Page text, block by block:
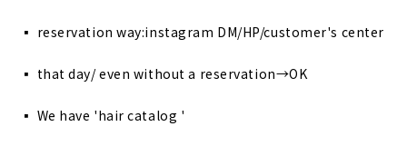
▪︎ reservation way:instagram DM/HP/customer's center
▪︎ that day/ even without a reservation→OK
▪︎ We have 'hair catalog '